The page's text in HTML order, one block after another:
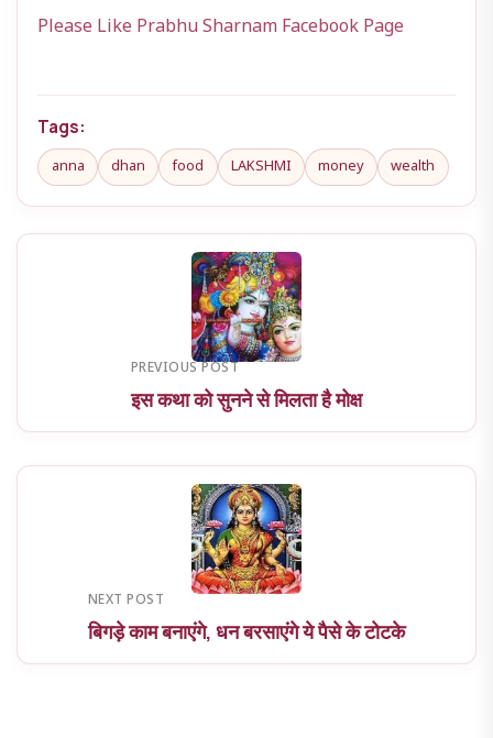
Please Like Prabhu Sharnam Facebook Page
Tags:
anna dhan food LAKSHMI money wealth
PREVIOUS POST
इस कथा को सुनने से मिलता है मोक्ष
NEXT POST
बिगड़े काम बनाएंगे, धन बरसाएंगे ये पैसे के टोटके